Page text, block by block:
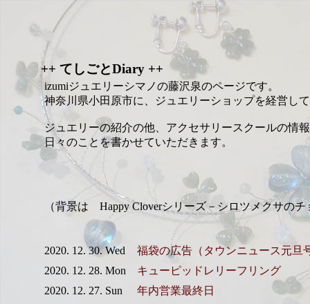
++ てしごとDiary ++
izumiジュエリーシマノの藤沢泉のページです。
神奈川県小田原市に、ジュエリーショップを経営し
ジュエリーの紹介の他、アクセサリースクールの情
日々のことを書かせていただきます。
（背景は Happy Cloverシリーズ－シロツメクサのチ
2020. 12. 30. Wed
福袋の広告（タウンニュース元旦
2020. 12. 28. Mon
キューピッドレリーフリング
2020. 12. 27. Sun
年内営業最終日